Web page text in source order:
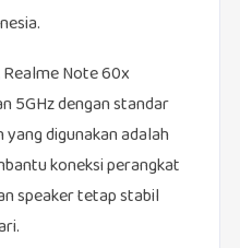
Note 60x
5GHz dengan standar
digunakan adalah
koneksi perangkat
speaker tetap stabil